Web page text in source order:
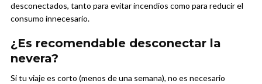
desconectados, tanto para evitar incendios como para reducir el
consumo innecesario.
¿Es recomendable desconectar la
nevera?
Si tu viaje es corto (menos de una semana), no es necesario